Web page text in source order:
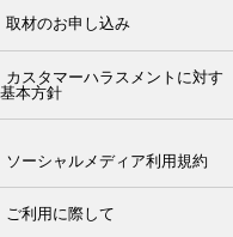
取材のお申し込み
カスタマーハラスメントに対す
本方針
ソーシャルメディア利用規約
ご利用に際して